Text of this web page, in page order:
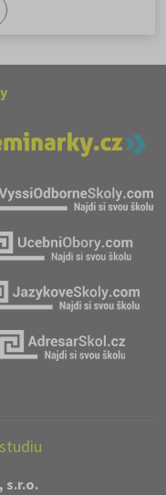
s.r.o.